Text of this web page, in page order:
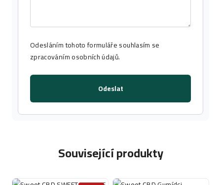
Odesláním tohoto formuláře souhlasím se
zpracováním osobních údajů.
Odeslat
Související produkty